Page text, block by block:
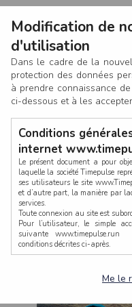
CONNEXION
Modification de
d'utilisation
Dans le cadre de la
protection des données
à prendre connaissance
ci-dessous et à les
Conditions
internet
Le présent document a pour
laquelle la société Timepulse
ses utilisateurs le site
et d’autre part, la manière par
services.
Toute connexion au site est
Pour l’utilisateur, le simple
suivante www.timepulse.run
conditions décrites ci-après.
La structure générale du site
soit, sans l'autorisation
Me le